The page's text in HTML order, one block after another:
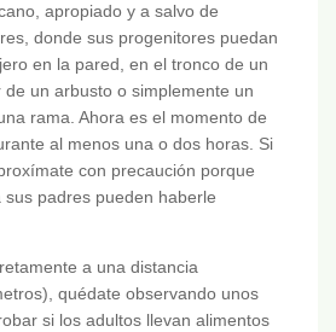
apropiado y a salvo de
donde sus progenitores puedan
en la pared, en el tronco de un
un arbusto o simplemente un
rama. Ahora es el momento de
al menos una o dos horas. Si
con precaución porque
padres pueden haberle
a una distancia
quédate observando unos
si los adultos llevan alimentos